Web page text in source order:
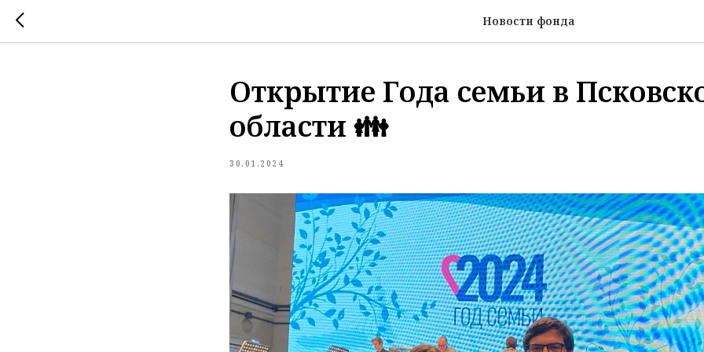
Новости фонда
Открытие Года семьи в
области 👪
30.01.2024